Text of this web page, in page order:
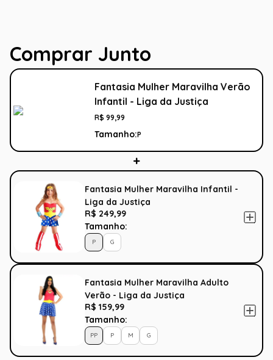
Comprar Junto
Fantasia Mulher Maravilha Verão
Infantil - Liga da Justiça
R$ 99,99
Tamanho:P
Fantasia Mulher Maravilha Infantil -
Liga da Justiça
R$ 249,99
Tamanho:
P G
Fantasia Mulher Maravilha Adulto
Verão - Liga da Justiça
R$ 159,99
Tamanho:
PP P M G